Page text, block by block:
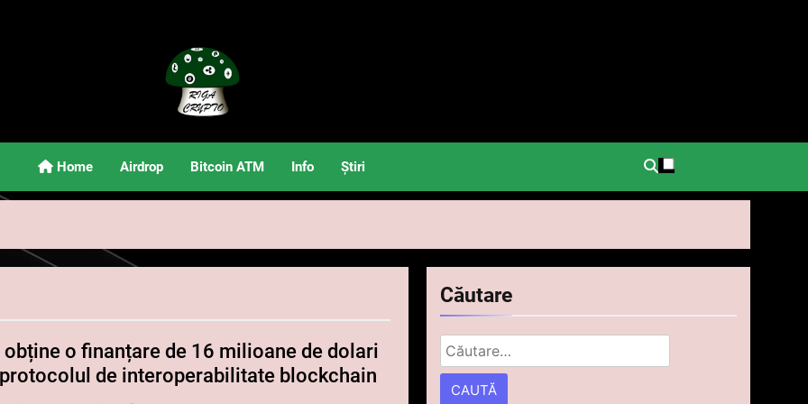
Riga Crypto
Știri Și Informații Despre Criptomonede.
Home Airdrop Bitcoin ATM Info Știri
obține o finanțare de 16 milioane de dolari
de interoperabilitate blockchain
Căutare
Caută
după: